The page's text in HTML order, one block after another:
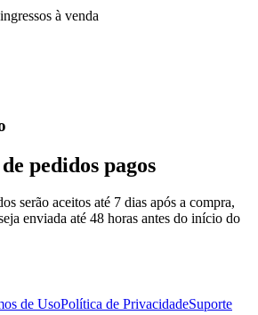
à venda
pedidos pagos
serão aceitos até 7 dias após a compra,
enviada até 48 horas antes do início do
de UsoPolítica de PrivacidadeSuporte